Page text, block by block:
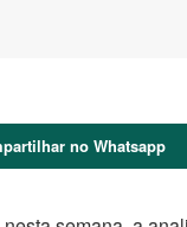
no Whatsapp